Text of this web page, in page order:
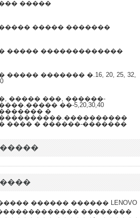
�����
����� �������
����� �������������
����� ������� �.16, 20, 25, 32,
����� ���, ������-
��-5,20,30,40
�
���� � ������-�������
������ ������ LENOVO
��������